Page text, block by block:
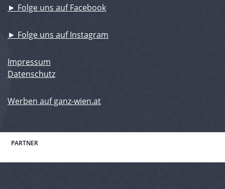
► Folge uns auf Facebook
► Folge uns auf Instagram
Impressum
Datenschutz
Werben auf ganz-wien.at
PARTNER